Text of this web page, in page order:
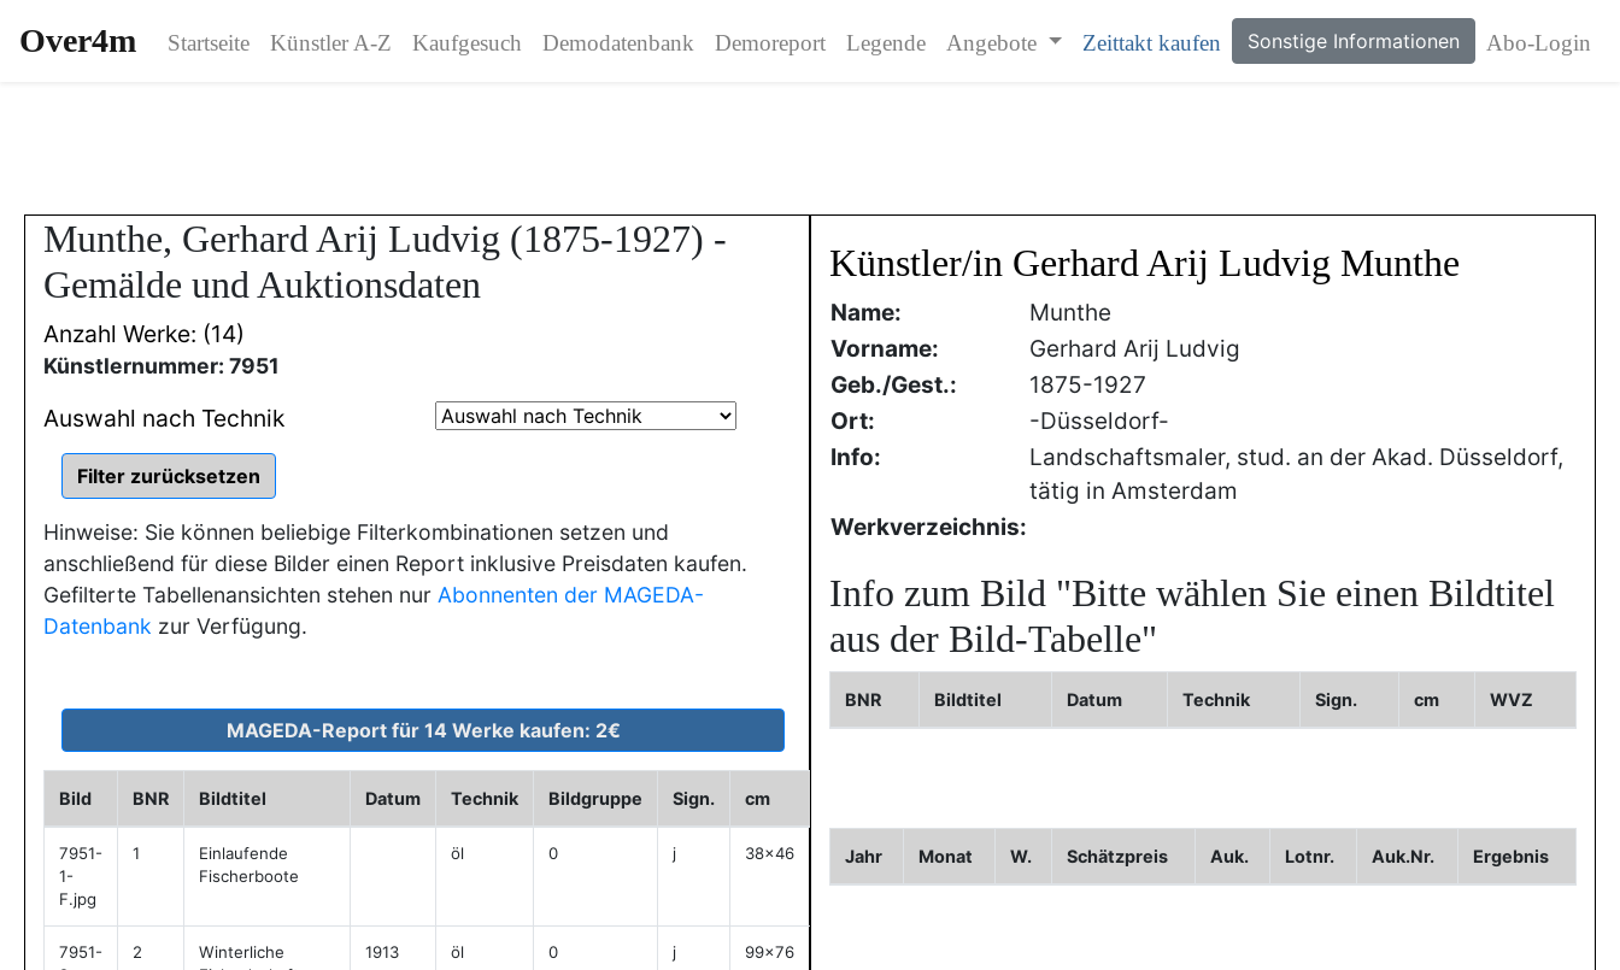
Over4m Startseite Künstler A-Z Kaufgesuch Demodatenbank Demoreport Legende Angebote Zeittakt kaufen Sonstige Informationen Abo-Login
Munthe, Gerhard Arij Ludvig (1875-1927) -
Gemälde und Auktionsdaten
Anzahl Werke: (14)
Künstlernummer: 7951
Auswahl nach Technik
Hinweise: Sie können beliebige Filterkombinationen setzen und
anschließend für diese Bilder einen Report inklusive Preisdaten kaufen.
Gefilterte Tabellenansichten stehen nur Abonnenten der MAGEDA-
Datenbank zur Verfügung.
Bild BNR Bildtitel Datum Technik Bildgruppe Sign. cm
7951-
1-
F.jpg
1
Einlaufende
Fischerboote
öl 0 j
38x46
7951-
2
Winterliche
1913 öl 0 j
99x76
Künstler/in Gerhard Arij Ludvig Munthe
Name:
Munthe
Vorname:
Gerhard Arij Ludvig
Geb./Gest.:
1875-1927
Ort:
-Düsseldorf-
Info:
Landschaftsmaler, stud. an der Akad. Düsseldorf,
tätig in Amsterdam
Werkverzeichnis:
Info zum Bild "Bitte wählen Sie einen Bildtitel
aus der Bild-Tabelle"
BNR Bildtitel Datum Technik Sign. cm WVZ
Jahr Monat W. Schätzpreis Auk. Lotnr. Auk.Nr. Ergebnis